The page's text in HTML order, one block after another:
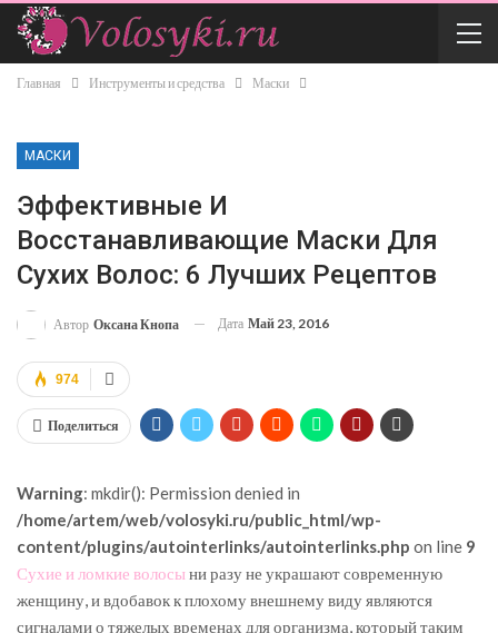
Главная Инструменты и средства Маски
МАСКИ
Эффективные И
Восстанавливающие Маски Для
Сухих Волос: 6 Лучших Рецептов
Автор Оксана Кнопа Дата Май 23, 2016
974
Поделиться
Warning: mkdir(): Permission denied in
/home/artem/web/volosyki.ru/public_html/wp-
content/plugins/autointerlinks/autointerlinks.php on line 9
Сухие и ломкие волосыни разу не украшают современную
женщину, и вдобавок к плохому внешнему виду являются
сигналами о тяжелых временах для организма, который таким